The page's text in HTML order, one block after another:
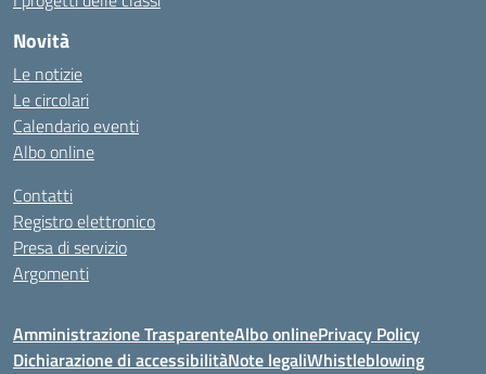
Novità
Le notizie
Le circolari
Calendario eventi
Albo online
Contatti
Registro elettronico
Presa di servizio
Argomenti
Amministrazione TrasparenteAlbo onlinePrivacy Policy
Dichiarazione di accessibilitàNote legaliWhistleblowing